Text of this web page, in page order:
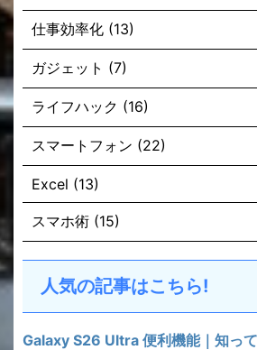
仕事効率化 (13)
ガジェット (7)
ライフハック (16)
スマートフォン (22)
Excel (13)
スマホ術 (15)
人気の記事はこちら!
Galaxy S26 Ultra 便利機能｜知っ